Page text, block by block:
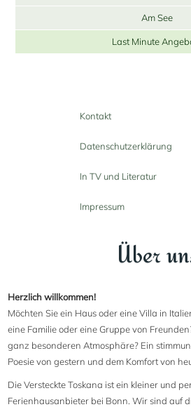
Am See
Last Minute
Kontakt
Datenschutzerklärung
In TV und Literatur
Impressum
Über
Herzlich willkommen!
Möchten Sie ein Haus oder eine Villa in
eine Familie oder eine Gruppe von
ganz besonderen Atmosphäre? Ein
Poesie von gestern und dem Komfort von
Die Versteckte Toskana ist ein kleiner und
Ferienhausanbieter bei Bonn. Wir sind auf